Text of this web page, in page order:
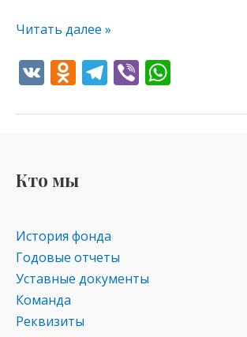
Читать далее »
V O
n
kl
as
s
ni
ki
T
e
Vi
er at
Кто мы
История фонда
Годовые отчеты
Уставные документы
Команда
Реквизиты